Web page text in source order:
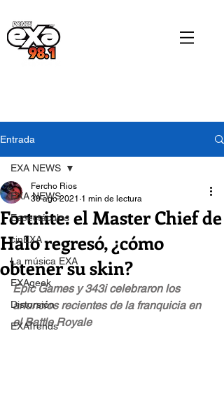
Entrada
EXA NEWS
Espectáculos
cinEXA
La música EXA
EXAgeek
Distorsión
EXATrends
EXA NEWS
Fortnite: el Master Chief de
Halo regresó, ¿cómo
obtener su skin?
Fercho Rios
30 ago 2021 1 min de lectura
Epic Games y 343i celebraron los
anuncios recientes de la franquicia en
el Battle Royale